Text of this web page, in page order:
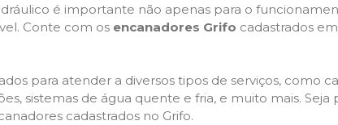
é importante não apenas para o
Conte com os encanadores Grifo cadastrados
para atender a diversos tipos de serviços, como
sistemas de água quente e fria, e muito mais.
cadastrados no Grifo.